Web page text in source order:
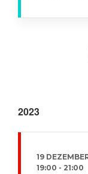
2023
19
19:00 - 21:00